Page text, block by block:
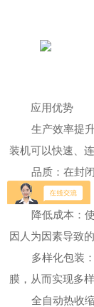
应用优势
生产效率提升
装机可以快速、
品质：在封闭
品产生不良影响
降低成本：使
因人为因素导致
多样化包装：
膜，从而实现多
全自动热收缩